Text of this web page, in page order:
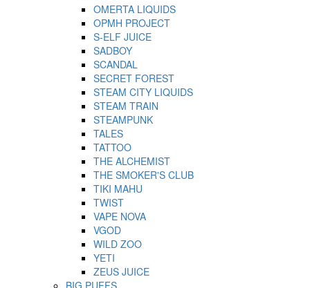
OMERTA LIQUIDS
OPMH PROJECT
S-ELF JUICE
SADBOY
SCANDAL
SECRET FOREST
STEAM CITY LIQUIDS
STEAM TRAIN
STEAMPUNK
TALES
TATTOO
THE ALCHEMIST
THE SMOKER'S CLUB
TIKI MAHU
TWIST
VAPE NOVA
VGOD
WILD ZOO
YETI
ZEUS JUICE
BIG PUFFS